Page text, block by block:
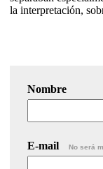
la interpretación,
Nombre
E-mail No será